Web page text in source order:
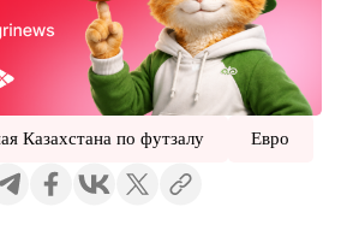
Казахстана по футзалу Евро